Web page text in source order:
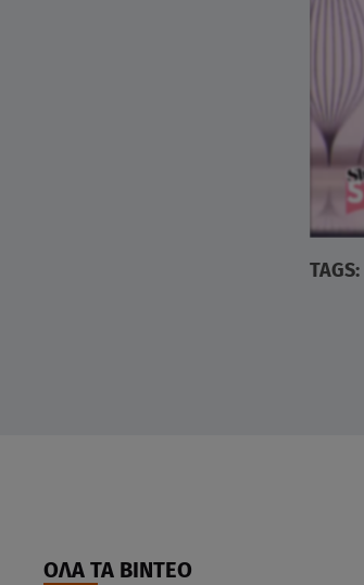
TAGS:
ΟΛΑ ΤΑ ΒΙΝΤΕΟ